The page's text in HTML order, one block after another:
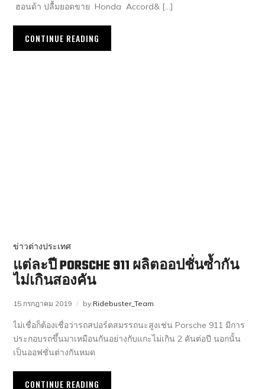
ฮอนด้า ปลื้มยอดขาย Honda Accord& […]
CONTINUE READING
ข่าวต่างประเทศ
แต่ละปี PORSCHE 911 ผลิตออปชั่นซ้ำกัน
ไม่เกินสองคัน
15 กรกฎาคม 2019 by Ridebuster_Team
ไม่เชื่อก็ต้องเชื่อว่ารถสปอร์ตสมรรถนะสูงเช่น Porsche 911 มีการ
ประกอบรถขึ้นมาเหมือนกันอย่างกับแกะไม่เกิน 2 คันต่อปี นอกนั้น
เป็นออฟชั่นต่างกันหมด
CONTINUE READING